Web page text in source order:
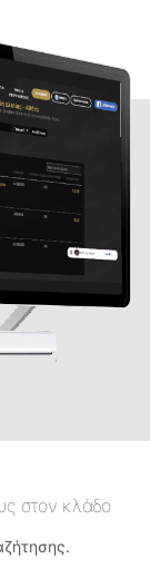
στον κλάδο